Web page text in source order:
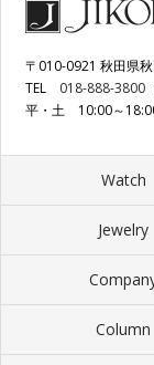
〒010-0921 秋田県
TEL 018-888-3800
平・土 10:00～
Watch
Jewelry
Column